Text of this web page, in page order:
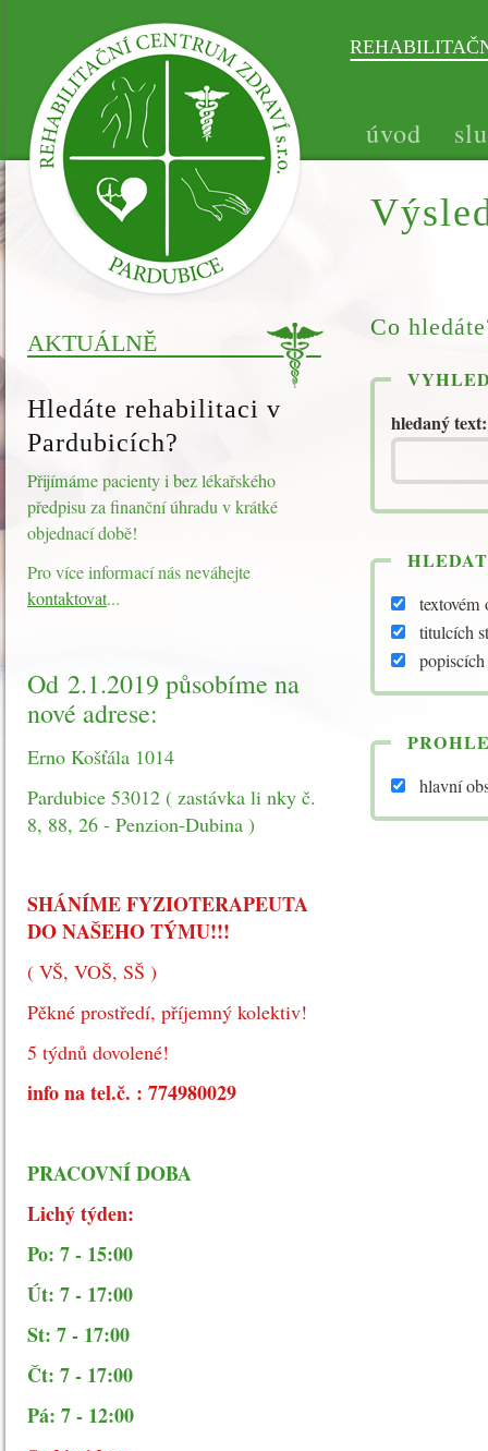
Co
hledaný
textovém
titulcích
hlavní
AKTUÁLNĚ
Hledáte rehabilitaci v
Pardubicích?
Přijímáme pacienty i bez lékařského
předpisu za finanční úhradu v krátké
objednací době!
Pro více informací nás neváhejte
kontaktovat...
Od 2.1.2019 působíme na
nové adrese:
Erno Košťála 1014
Pardubice 53012 ( zastávka li nky č.
8, 88, 26 - Penzion-Dubina )
SHÁNÍME FYZIOTERAPEUTA
DO NAŠEHO TÝMU!!!
( VŠ, VOŠ, SŠ )
Pěkné prostředí, příjemný kolektiv!
5 týdnů dovolené!
info na tel.č. : 774980029
PRACOVNÍ DOBA
Lichý týden:
Po: 7 - 15:00
Út: 7 - 17:00
St: 7 - 17:00
Čt: 7 - 17:00
Pá: 7 - 12:00
úvod